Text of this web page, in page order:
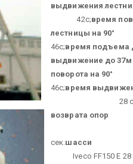
выдвижения
42с;время
лестницы на 90°
46с;время подъема
выдвижение до 37м
поворота на 90°
46с;время
28
возврата опор
сек. шасси
Iveco FF150 E 28